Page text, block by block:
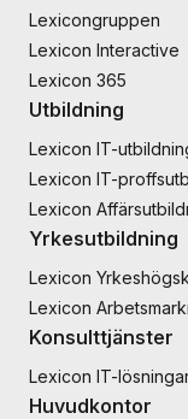
Lexicongruppen
Lexicon Interactive
Lexicon 365
Utbildning
Lexicon IT-
Lexicon IT-
Lexicon
Yrkesutbildning
Lexicon
Lexicon
Konsulttjänster
Lexicon IT-
Huvudkontor